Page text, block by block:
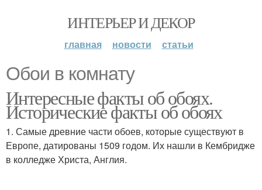
ИНТЕРЬЕР И ДЕКОР
главная новости статьи
Обои в комнату
Интересные факты об обоях.
Исторические факты об обоях
1. Самые древние части обоев, которые существуют в
Европе, датированы 1509 годом. Их нашли в Кембридже
в колледже Христа, Англия.